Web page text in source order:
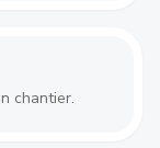
chantier.